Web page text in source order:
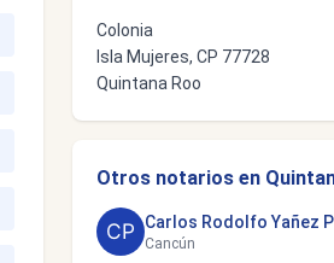
Colonia
Isla Mujeres, CP 77728
Quintana Roo
Otros notarios en
Carlos Rodolfo Yañez
Cancún